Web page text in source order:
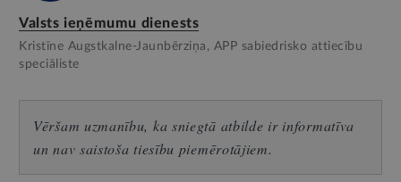
Valsts ieņēmumu dienests
Kristīne Augstkalne-Jaunbērziņa, APP sabiedrisko attiecību
speciāliste
Vēršam uzmanību, ka sniegtā atbilde ir informatīva
un nav saistoša tiesību piemērotājiem.